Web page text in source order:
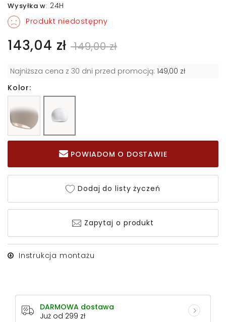
Wysyłka w: 24H
Produkt niedostępny
143,04 zł 149,00 zł
Najniższa cena z 30 dni przed promocją: 149,00 zł
Kolor:
POWIADOM O DOSTAWIE
Dodaj do listy życzeń
Zapytaj o produkt
Instrukcja montażu
DARMOWA dostawa
Już od 299 zł